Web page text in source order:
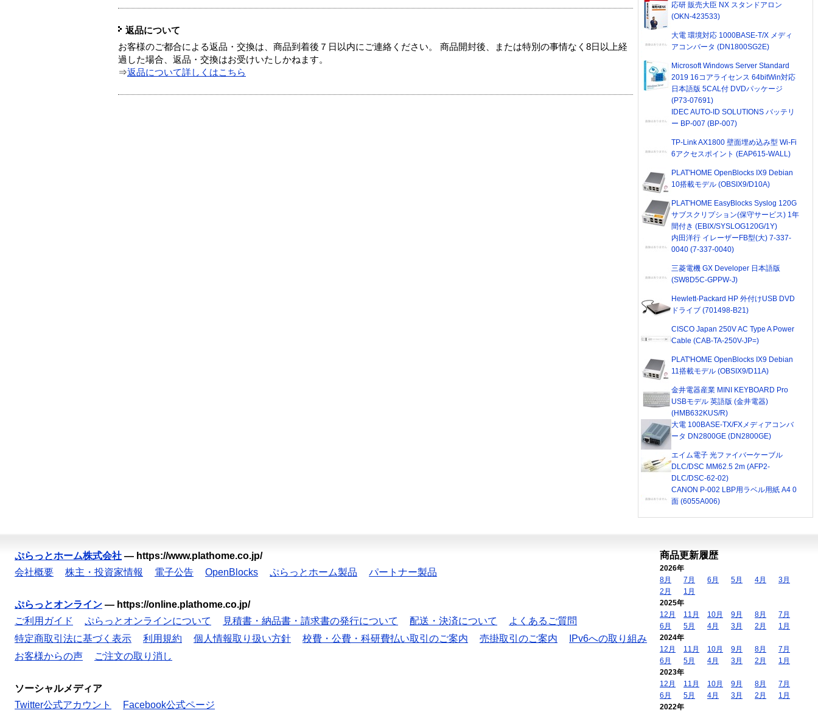
返品について
お客様のご都合による返品・交換は、商品到着後７日以内にご連絡ください。 商品開封後、または特別の事情なく8日以上経
過した場合、返品・交換はお受けいたしかねます。
⇒返品について詳しくはこちら
応研 販売大臣 NX スタンドアロン
(OKN-423533)
大電 環境対応 1000BASE-T/X メディ
アコンバータ (DN1800SG2E)
Microsoft Windows Server Standard
2019 16コアライセンス 64bitWin対応
日本語版 5CAL付 DVDパッケージ
(P73-07691)
IDEC AUTO-ID SOLUTIONS バッテリ
ー BP-007 (BP-007)
TP-Link AX1800 壁面埋め込み型 Wi-Fi
6アクセスポイント (EAP615-WALL)
PLAT'HOME OpenBlocks IX9 Debian
10搭載モデル (OBSIX9/D10A)
PLAT'HOME EasyBlocks Syslog 120G
サブスクリプション(保守サービス) 1年
間付き (EBIX/SYSLOG120G/1Y)
内田洋行 イレーザーFB型(大) 7-337-
0040 (7-337-0040)
三菱電機 GX Developer 日本語版
(SW8D5C-GPPW-J)
Hewlett-Packard HP 外付けUSB DVD
ドライブ (701498-B21)
CISCO Japan 250V AC Type A Power
Cable (CAB-TA-250V-JP=)
PLAT'HOME OpenBlocks IX9 Debian
11搭載モデル (OBSIX9/D11A)
金井電器産業 MINI KEYBOARD Pro
USBモデル 英語版 (金井電器)
(HMB632KUS/R)
大電 100BASE-TX/FXメディアコンバ
ータ DN2800GE (DN2800GE)
エイム電子 光ファイバーケーブル
DLC/DSC MM62.5 2m (AFP2-
DLC/DSC-62-02)
CANON P-002 LBP用ラベル用紙 A4 0
面 (6055A006)
ぷらっとホーム株式会社 — https://www.plathome.co.jp/
会社概要
株主・投資家情報 電子公告 OpenBlocks ぷらっとホーム製品 パートナー製品
ぷらっとオンライン — https://online.plathome.co.jp/
ご利用ガイド
ぷらっとオンラインについて 見積書・納品書・請求書の発行について 配送・決済について
よくあるご質問
特定商取引法に基づく表示
利用規約 個人情報取り扱い方針 校費・公費・科研費払い取引のご案内 売掛取引のご案内
IPv6への取り組み
お客様からの声
ご注文の取り消し
ソーシャルメディア
Twitter公式アカウント
Facebook公式ページ
商品更新履歴
2026年
8月
7月 6月 5月 4月
3月
2月
1月
2025年
12月
11月 10月 9月 8月
7月
6月
5月 4月 3月 2月
1月
2024年
12月
11月 10月 9月 8月
7月
6月
5月 4月 3月 2月
1月
2023年
12月
11月 10月 9月 8月
7月
6月
5月 4月 3月 2月
1月
2022年